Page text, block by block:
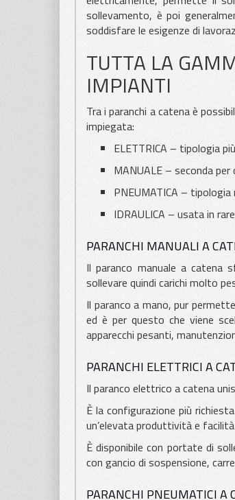
sollevamento, è poi
soddisfare le esigenze di
TUTTA LA
IMPIANTI
Tra i paranchi a catena è
impiegata:
ELETTRICA – tipologia
MANUALE – seconda
PNEUMATICA –
IDRAULICA – usata in
PARANCHI MANUALI A
Il paranco manuale a catena
sollevare quindi carichi molto
Il paranco a mano, pur
ed è per questo che viene
apparecchi pesanti,
PARANCHI ELETTRICI A
Il paranco elettrico a catena
È la configurazione più
un’elevata produttività e
È disponibile con portate di
con gancio di sospensione,
PARANCHI PNEUMATICI A